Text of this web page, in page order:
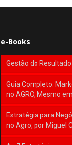
e-Books
Gestão do
Guia Completo:
no AGRO, Mesmo
Estratégia para
no Agro, por Miguel